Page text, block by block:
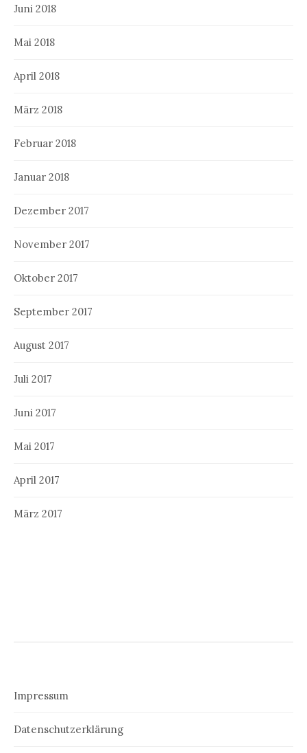
Juni 2018
Mai 2018
April 2018
März 2018
Februar 2018
Januar 2018
Dezember 2017
November 2017
Oktober 2017
September 2017
August 2017
Juli 2017
Juni 2017
Mai 2017
April 2017
März 2017
Impressum
Datenschutzerklärung